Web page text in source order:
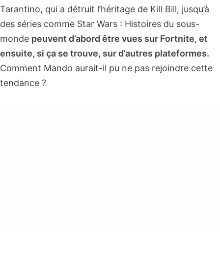
Tarantino, qui a détruit l’héritage de Kill Bill, jusqu’à
des séries comme Star Wars : Histoires du sous-
monde peuvent d’abord être vues sur Fortnite, et
ensuite, si ça se trouve, sur d’autres plateformes.
Comment Mando aurait-il pu ne pas rejoindre cette
tendance ?